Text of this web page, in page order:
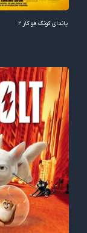
پاندای کونگ‌ فو کار ۲